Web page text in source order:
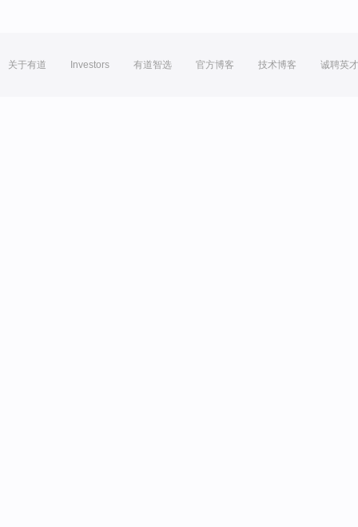
关于有道 Investors 有道智选 官方博客 技术博客 诚聘英才